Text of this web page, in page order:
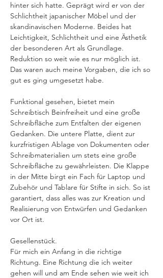
hinter sich hatte. ​Geprägt wird er von der
Schlichtheit japanischer Möbel und der
skandinavischen Moderne. Beides hat
Leichtigkeit, Schlichtheit und eine Ästhetik
der besonderen Art als Grundlage.
Reduktion so weit wie es nur möglich ist.
Das waren auch meine Vorgaben, die ich so
gut es ging umgesetzt habe.​
Funktional gesehen, bietet mein
Schreibtisch Beinfreiheit und eine große
Schreibfläche zum Entfalten der eigenen
Gedanken. Die untere Platte, dient zur
kurzfristigen Ablage von Dokumenten oder
Schreibmaterialien um stets eine große
Schreibfläche zu gewährleisten. Die Klappe
in der Mitte birgt ein Fach für Laptop und
Zubehör und Tablare für Stifte in sich. So ist
garantiert, dass alles was zur Kreation und
Realisierung von Entwürfen und Gedanken
vor Ort ist.​
Gesellenstück.
Für mich ein Anfang in die richtige
Richtung. Eine Richtung die ich weiter
gehen will und am Ende sehen wie weit ich